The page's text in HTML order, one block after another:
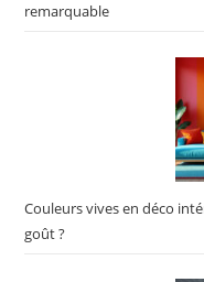
remarquable
Couleurs vives en déco
goût ?